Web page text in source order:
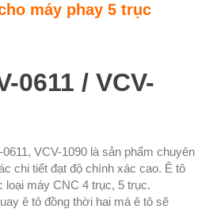
máy phay 5 trục
0611 / VCV-
VCV-1090 là sản phẩm chuyên
chi tiết đạt độ chính xác cao. Ê tô
loại máy CNC 4 trục, 5 trục.
ê tô đồng thời hai má ê tô sẽ